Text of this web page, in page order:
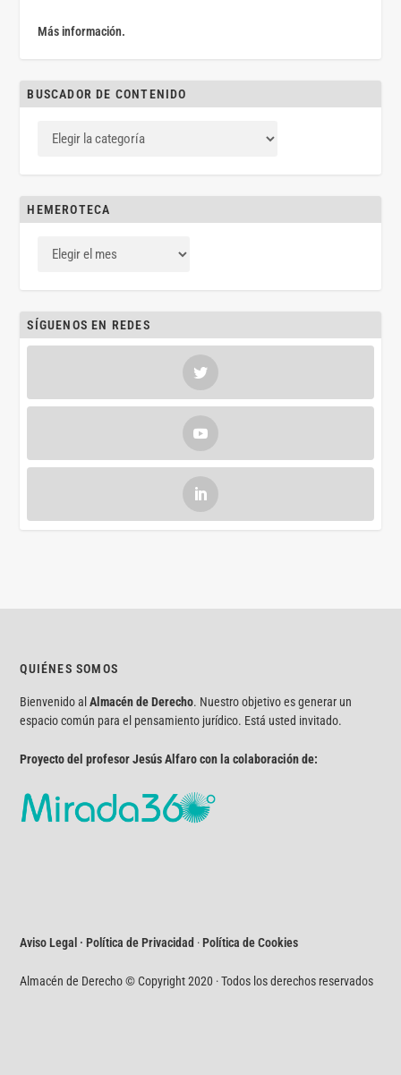
Más información.
BUSCADOR DE CONTENIDO
HEMEROTECA
SÍGUENOS EN REDES
QUIÉNES SOMOS
Bienvenido alAlmacén de Derecho. Nuestro objetivo es generar un
espacio común para el pensamiento jurídico. Está usted invitado.
Proyecto del profesor Jesús Alfaro con la colaboración de:
Aviso Legal · Política de Privacidad ·Política de Cookies
Almacén de Derecho © Copyright 2020 · Todos los derechos reservados